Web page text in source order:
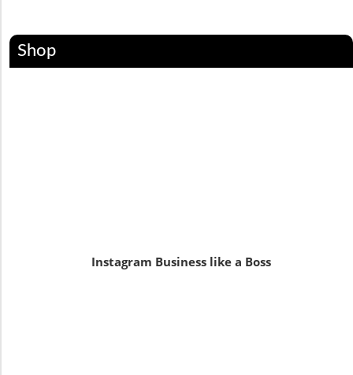
Shop
Instagram Business like a Boss